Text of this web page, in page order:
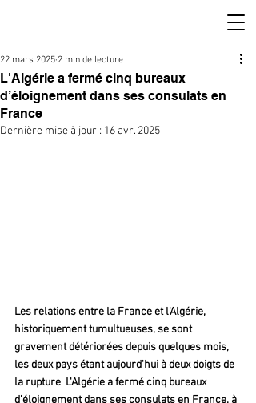
L'Algérie a fermé cinq bureaux
d’éloignement dans ses consulats en
France
22 mars 2025 2 min de lecture
Dernière mise à jour : 16 avr. 2025
Les relations entre la France et l'Algérie,
historiquement tumultueuses, se sont
gravement détériorées depuis quelques mois,
les deux pays étant aujourd'hui à deux doigts de
la rupture. L'Algérie a fermé cinq bureaux